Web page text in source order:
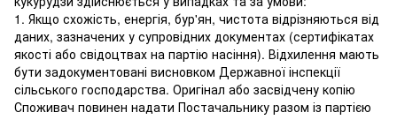
1. Якщо схожість, енергія, бур'ян, чистота відрізняються від
даних, зазначених у супровідних документах (сертифікатах
якості або свідоцтвах на партію насіння). Відхилення мають
бути задокументовані висновком Державної інспекції
сільського господарства. Оригінал або засвідчену копію
Споживач повинен надати Постачальнику разом із партією